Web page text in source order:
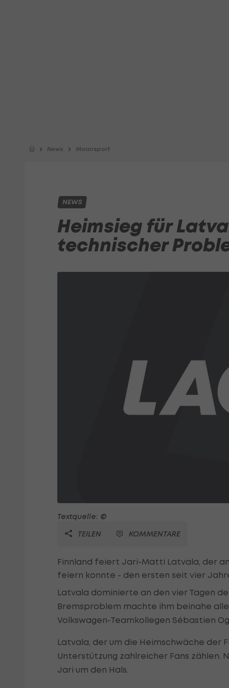
News Motorsport
NEWS
Heimsieg für
technischer
Textquelle: ©
TEILEN
KOMMENTARE
Finnland feiert Jari-Matti Latvala, der
feiern konnte - den ersten seit vier
Latvala dominierte an den vier Tagen
Bremsproblem machte ihm beinahe
Volkswagen-Teamkollegen Sébastien
Latvala, der um die Heimschwäche der
Unterstützung zahlreicher Fans zählen.
Jari um den Hals.